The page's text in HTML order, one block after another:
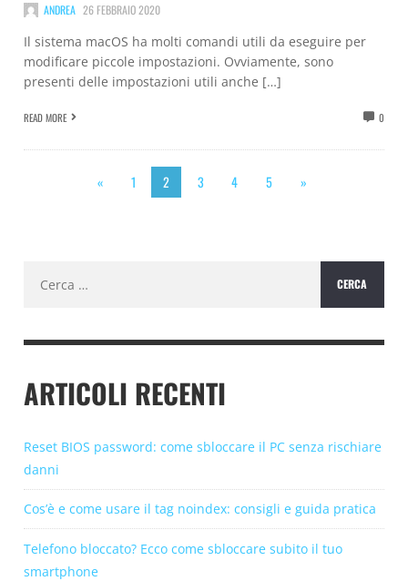
ANDREA 26 FEBBRAIO 2020
Il sistema macOS ha molti comandi utili da eseguire per
modificare piccole impostazioni. Ovviamente, sono
presenti delle impostazioni utili anche […]
READ MORE 0
« 1 2 3 4 5 »
per:
ARTICOLI RECENTI
Reset BIOS password: come sbloccare il PC senza rischiare
danni
Cos’è e come usare il tag noindex: consigli e guida pratica
Telefono bloccato? Ecco come sbloccare subito il tuo
smartphone